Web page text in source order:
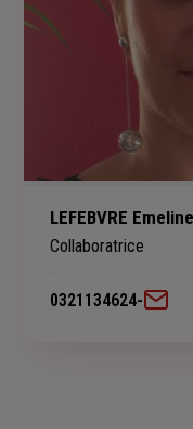
LEFEBVRE Emeline
Collaboratrice
0321134624-